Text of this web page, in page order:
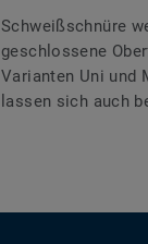
Schweißschnüre
geschlossene
Varianten Uni und
lassen sich auch